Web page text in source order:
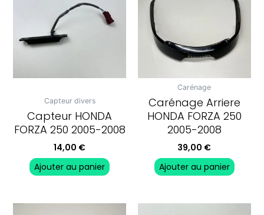
Capteur divers
Capteur HONDA
FORZA 250 2005-2008
14,00 €
Ajouter au panier
Carénage
Carénage Arriere
HONDA FORZA 250
2005-2008
39,00 €
Ajouter au panier